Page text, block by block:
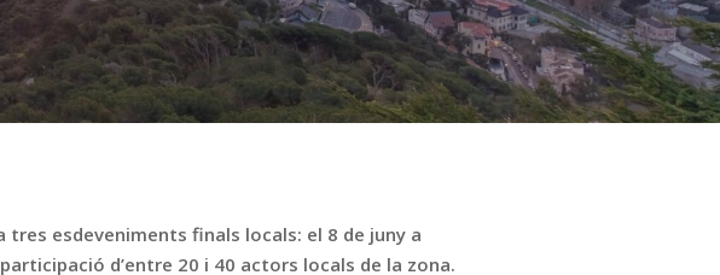
tres esdeveniments finals locals: el 8 de juny a
d’entre 20 i 40 actors locals de la zona.